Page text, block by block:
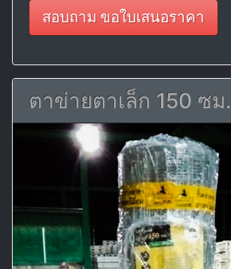
สอบถาม ขอใบเสนอราคา
ตาข่ายตาเล็ก 150 ซม.